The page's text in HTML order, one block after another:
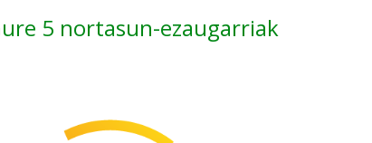
5 nortasun-ezaugarriak